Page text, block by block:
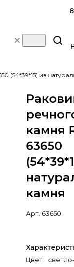
(54*39*15) из
камня
63650
камня
Арт. 63650
Цвет: